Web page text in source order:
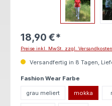
18,90 €*
Preise inkl. MwSt. zzgl. Versandkosten
Versandfertig in 8 Tagen,
Fashion Wear Farbe
grau meliert mokka